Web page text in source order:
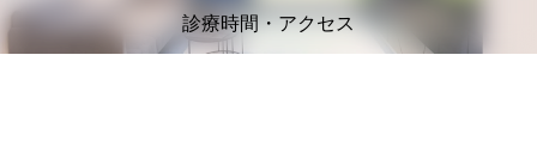
診療時間・アクセス